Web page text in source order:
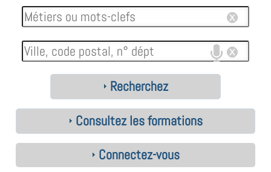
Recherchez
Consultez les formations
Connectez-vous